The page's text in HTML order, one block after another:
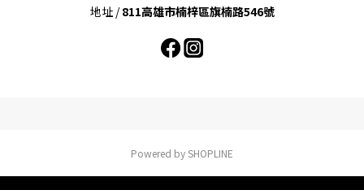
地址 /811高雄市楠梓區旗楠路546號
Powered by SHOPLINE